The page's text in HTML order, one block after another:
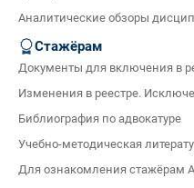
Аналитические обзоры
Стажёрам
Документы для включения в
Изменения в реестре.
Библиография по адвокатуре
Учебно-методическая
Для ознакомления стажёрам